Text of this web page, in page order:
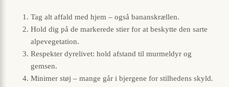
Tag alt affald med hjem – også bananskrællen.
Hold dig på de markerede stier for at beskytte den sarte
alpevegetation.
Respekter dyrelivet: hold afstand til murmeldyr og
gemsen.
Minimer støj – mange går i bjergene for stilhedens skyld.